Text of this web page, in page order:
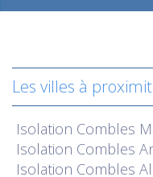
Les villes à
Isolation Combles
Isolation Combles
Isolation Combles